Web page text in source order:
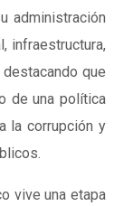
administración
infraestructura,
que
de una política
la corrupción y
vive una etapa